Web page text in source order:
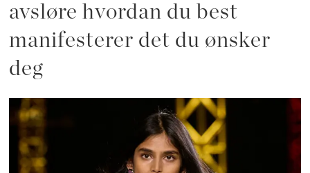
avsløre hvordan du best
manifesterer det du ønsker
deg